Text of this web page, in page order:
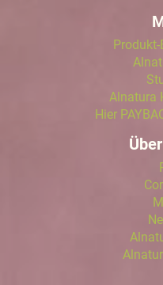
Alnatura
Hier